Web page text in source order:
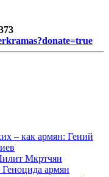
– как армян: Гений
Мкртчян
армян